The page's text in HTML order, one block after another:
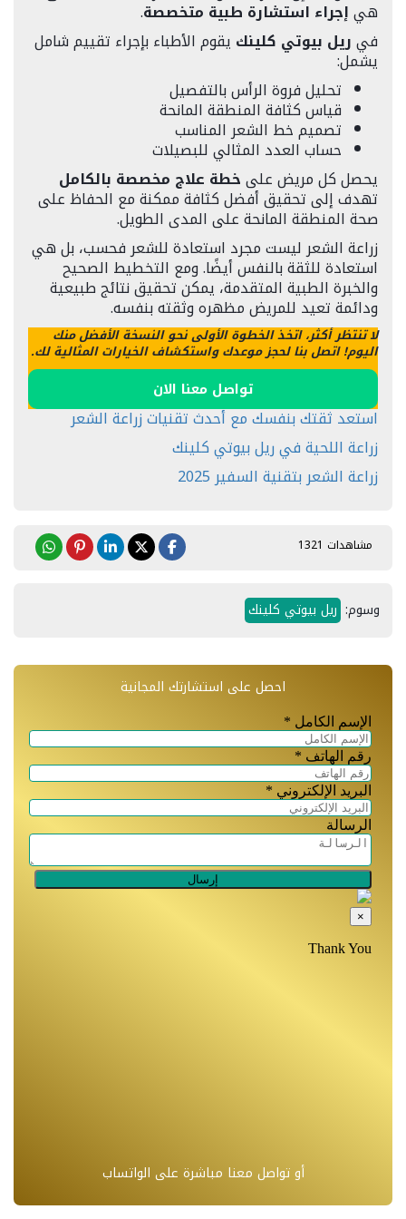
هيإجراء استشارة طبية متخصصة.
فيريل بيوتي كلينك يقوم الأطباء بإجراء تقييم شامل
يشمل:
تحليل فروة الرأس بالتفصيل
قياس كثافة المنطقة المانحة
تصميم خط الشعر المناسب
حساب العدد المثالي للبصيلات
يحصل كل مريض علىخطة علاج مخصصة بالكامل
تهدف إلى تحقيق أفضل كثافة ممكنة مع الحفاظ على
صحة المنطقة المانحة على المدى الطويل.
زراعة الشعر ليست مجرد استعادة للشعر فحسب، بل هي
استعادة للثقة بالنفس أيضًا. ومع التخطيط الصحيح
والخبرة الطبية المتقدمة، يمكن تحقيق نتائج طبيعية
ودائمة تعيد للمريض مظهره وثقته بنفسه.
لا تنتظر أكثر، اتخذ الخطوة الأولى نحو النسخة الأفضل منك
اليوم! اتصل بنا لحجز موعدك واستكشاف الخيارات المثالية لك.
تواصل معنا الان
استعد ثقتك بنفسك مع أحدث تقنيات زراعة الشعر
زراعة اللحية في ريل بيوتي كلينك
زراعة الشعر بتقنية السفير 2025
مشاهدات 1321
وسوم: ريل بيوتي كلينك
احصل على استشارتك المجانية
أو تواصل معنا مباشرة على الواتساب